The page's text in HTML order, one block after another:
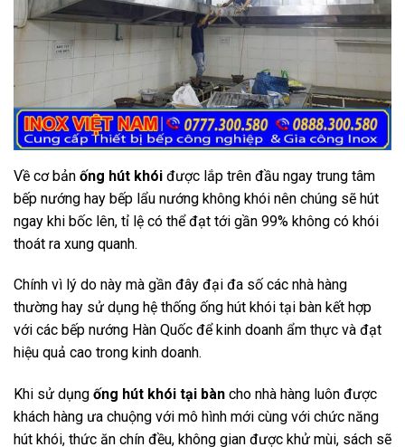
Về cơ bản ống hút khói được lắp trên đầu ngay trung tâm
bếp nướng hay bếp lẩu nướng không khói nên chúng sẽ hút
ngay khi bốc lên, tỉ lệ có thể đạt tới gần 99% không có khói
thoát ra xung quanh.
Chính vì lý do này mà gần đây đại đa số các nhà hàng
thường hay sử dụng hệ thống ống hút khói tại bàn kết hợp
với các bếp nướng Hàn Quốc để kinh doanh ẩm thực và đạt
hiệu quả cao trong kinh doanh.
Khi sử dụng ống hút khói tại bàn cho nhà hàng luôn được
khách hàng ưa chuộng với mô hình mới cùng với chức năng
hút khói, thức ăn chín đều, không gian được khử mùi, sách sẽ